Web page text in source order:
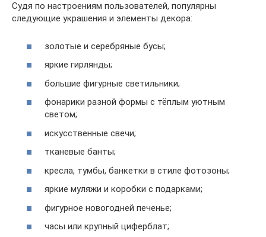
Судя по настроениям пользователей, популярны
следующие украшения и элементы декора:
золотые и серебряные бусы;
яркие гирлянды;
большие фигурные светильники;
фонарики разной формы с тёплым уютным
светом;
искусственные свечи;
тканевые банты;
кресла, тумбы, банкетки в стиле фотозоны;
яркие муляжи и коробки с подарками;
фигурное новогодней печенье;
часы или крупный циферблат;